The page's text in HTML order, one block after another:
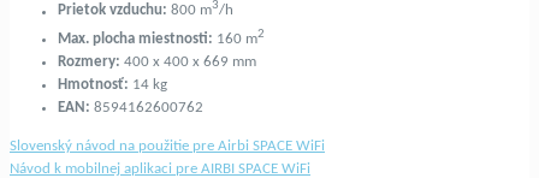
Prietok vzduchu: 800 m3/h
Max. plocha miestnosti: 160 m2
Rozmery: 400 x 400 x 669 mm
Hmotnosť: 14 kg
EAN: 8594162600762
Slovenský návod na použitie pre Airbi SPACE WiFi
Návod k mobilnej aplikaci pre AIRBI SPACE WiFi